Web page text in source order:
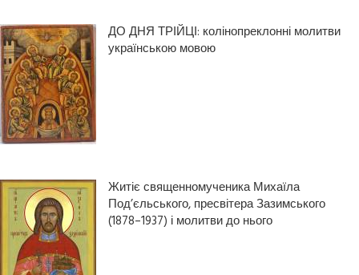
ДО ДНЯ ТРІЙЦІ: колінопреклонні молитви
українською мовою
Житіє священномученика Михаїла
Под’єльського, пресвітера Зазимського
(1878–1937) і молитви до нього